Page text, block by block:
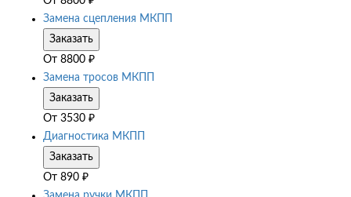
Замена сцепления МКПП
Заказать
От 8800 ₽
Замена тросов МКПП
Заказать
От 3530 ₽
Диагностика МКПП
Заказать
От 890 ₽